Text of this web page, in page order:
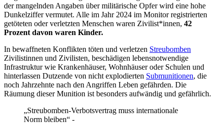
der mangelnden Angaben über militärische Opfer wird eine hohe
Dunkelziffer vermutet. Alle im Jahr 2024 im Monitor registrierten
getöteten oder verletzten Menschen waren Zivilist*innen, 42
Prozent davon waren Kinder.
In bewaffneten Konflikten töten und verletzen Streubomben
Zivilistinnen und Zivilisten, beschädigen lebensnotwendige
Infrastruktur wie Krankenhäuser, Wohnhäuser oder Schulen und
hinterlassen Dutzende von nicht explodierten Submunitionen, die
noch Jahrzehnte nach den Angriffen Leben gefährden. Die
Räumung dieser Munition ist besonders aufwändig und gefährlich.
„Streubomben-Verbotsvertrag muss internationale
Norm bleiben“ -